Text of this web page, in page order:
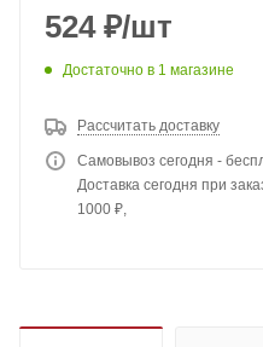
524₽/шт
Достаточно в 1 магазине
Рассчитать доставку
Самовывоз сегодня -
Доставка сегодня при
1000 ₽,